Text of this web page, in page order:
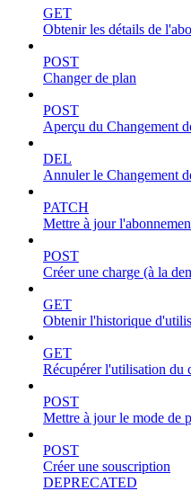
GET
Obtenir les détails de
POST
Changer de plan
POST
Aperçu du Changement
DEL
Annuler le Changement
PATCH
Mettre à jour
POST
Créer une charge (à la
GET
Obtenir l'historique
GET
Récupérer l'utilisation du
POST
Mettre à jour le mode de
POST
Créer une souscription
DEPRECATED